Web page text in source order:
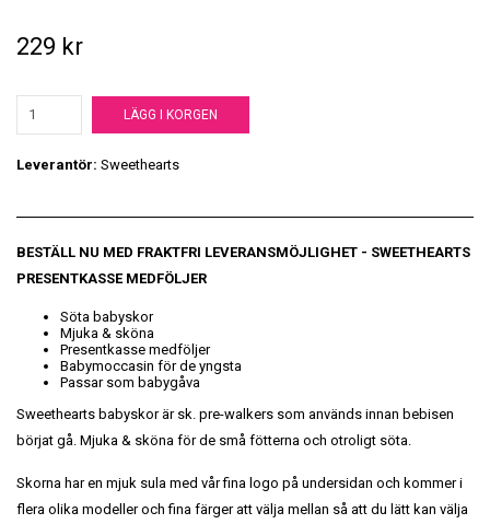
229 kr
LÄGG I KORGEN
Leverantör: Sweethearts
BESTÄLL NU MED FRAKTFRI LEVERANSMÖJLIGHET - SWEETHEARTS
PRESENTKASSE MEDFÖLJER
Söta babyskor
Mjuka & sköna
Presentkasse medföljer
Babymoccasin för de yngsta
Passar som babygåva
Sweethearts babyskor är sk. pre-walkers som används innan bebisen
börjat gå. Mjuka & sköna för de små fötterna och otroligt söta.
Skorna har en mjuk sula med vår fina logo på undersidan och kommer i
flera olika modeller och fina färger att välja mellan så att du lätt kan välja